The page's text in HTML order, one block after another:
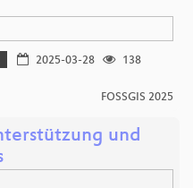
2025-03-28
138
FOSSGIS 2025
und